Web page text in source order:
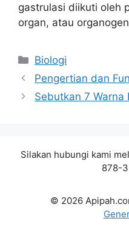
gastrulasi diikuti oleh
organ, atau
Kategori
Biologi
Pengertian dan
Sebutkan 7 Warna
Silakan hubungi kami
878-
© 2026